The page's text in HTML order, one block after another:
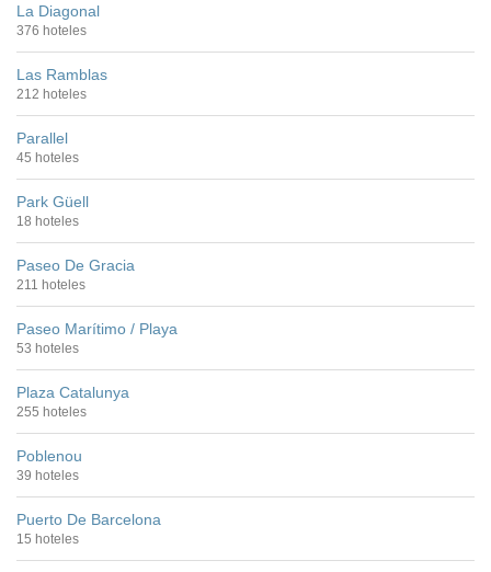
La Diagonal
376 hoteles
Las Ramblas
212 hoteles
Parallel
45 hoteles
Park Güell
18 hoteles
Paseo De Gracia
211 hoteles
Paseo Marítimo / Playa
53 hoteles
Plaza Catalunya
255 hoteles
Poblenou
39 hoteles
Puerto De Barcelona
15 hoteles